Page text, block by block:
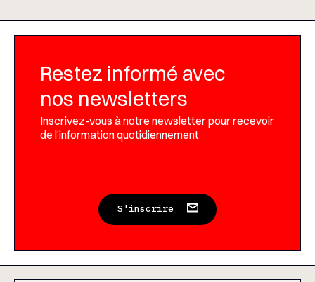
Restez informé avec
nos newsletters
Inscrivez-vous à notre newsletter pour recevoir
de l’information quotidiennement
S'inscrire